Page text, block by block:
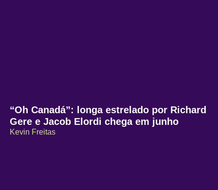
“Oh Canadá”: longa estrelado por Richard
Gere e Jacob Elordi chega em junho
Kevin Freitas